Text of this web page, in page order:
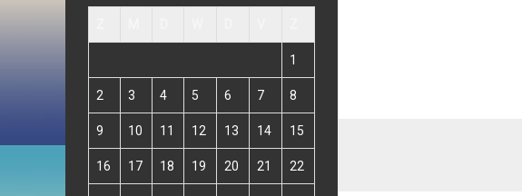
1
2 3 4 5 6 7 8
9 10 11 12 13 14 15
16 17 18 19 20 21 22